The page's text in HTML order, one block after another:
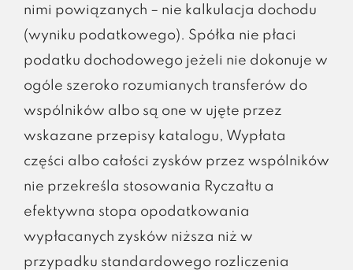
nimi powiązanych – nie kalkulacja dochodu
(wyniku podatkowego). Spółka nie płaci
podatku dochodowego jeżeli nie dokonuje w
ogóle szeroko rozumianych transferów do
wspólników albo są one w ujęte przez
wskazane przepisy katalogu, Wypłata
części albo całości zysków przez wspólników
nie przekreśla stosowania Ryczałtu a
efektywna stopa opodatkowania
wypłacanych zysków niższa niż w
przypadku standardowego rozliczenia